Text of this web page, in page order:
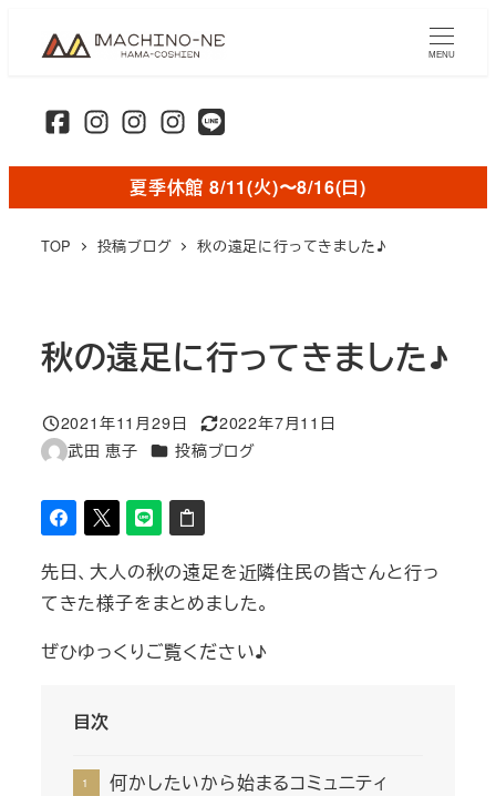
ン
MENU
夏季休館 8/11(火)〜8/16(日)
TOP 投稿ブログ 秋の遠足に行ってきました♪
秋の遠足に行ってきました♪
投稿日
2021年11月29日
更新日
2022年7月11日
著
武田 恵子 カテゴリー
投稿ブログ
先日、大人の秋の遠足を近隣住民の皆さんと行っ
てきた様子をまとめました。
ぜひゆっくりご覧ください♪
目次
何かしたいから始まるコミュニティ